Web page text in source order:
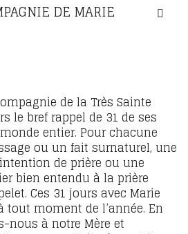
DE MARIE
de la Très Sainte
le bref rappel de 31 de ses
entier. Pour chacune
ou un fait surnaturel, une
de prière ou une
bien entendu à la prière
Ces 31 jours avec Marie
tout moment de l’année. En
nous à notre Mère et